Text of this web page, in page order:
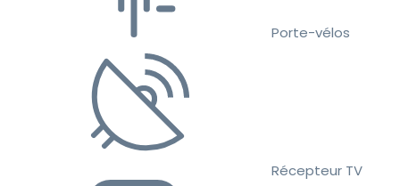
Porte-vélos
Récepteur TV